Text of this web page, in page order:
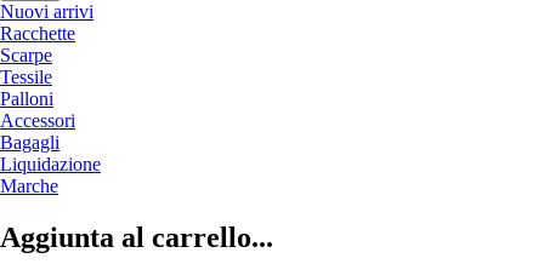
Nuovi arrivi
Racchette
Scarpe
Tessile
Palloni
Accessori
Bagagli
Liquidazione
Marche
Aggiunta al carrello...